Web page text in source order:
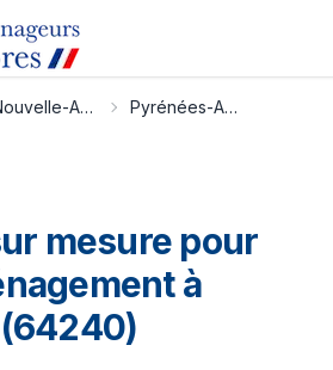
Nouvelle-Aquitaine
Pyrénées-Atlantiques
mesure pour
à